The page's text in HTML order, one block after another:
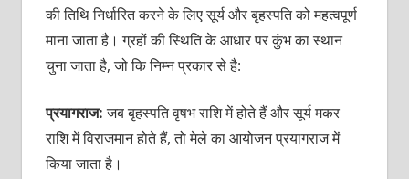
की तिथि निर्धारित करने के लिए सूर्य और बृहस्‍पति को महत्‍वपूर्ण
माना जाता है। ग्रहों की स्थिति के आधार पर कुंभ का स्‍थान
चुना जाता है, जो कि निम्‍न प्रकार से है:
प्रयागराज:जब बृहस्‍पति वृषभ राशि में होते हैं और सूर्य मकर
राशि में विराजमान होते हैं, तो मेले का आयोजन प्रयागराज में
किया जाता है।